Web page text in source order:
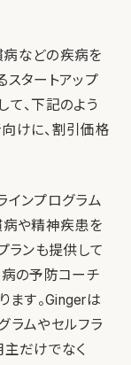
などの疾病を
スタートアップ
て、下記のよう
けに、割引価格
インプログラム
病や精神疾患を
ランも提供して
病の予防コーチ
ます。Gingerは
ラムやセルフラ
主だけでなく